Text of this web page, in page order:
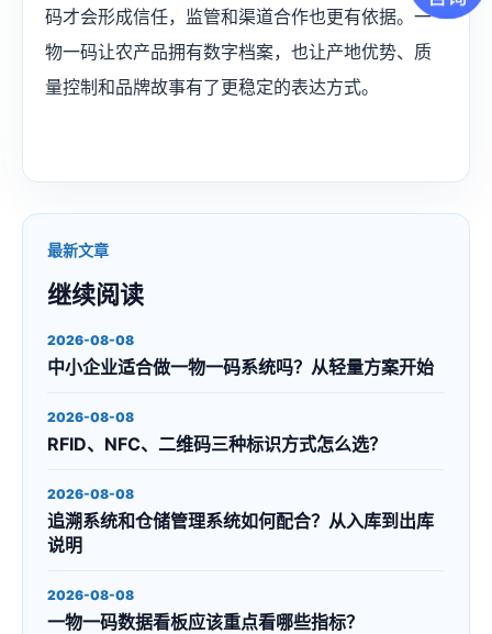
码才会形成信任，监管和渠道合作也更有依据。一
物一码让农产品拥有数字档案，也让产地优势、质
量控制和品牌故事有了更稳定的表达方式。
最新文章
继续阅读
2026-08-08
中小企业适合做一物一码系统吗？从轻量方案开始
2026-08-08
RFID、NFC、二维码三种标识方式怎么选？
2026-08-08
追溯系统和仓储管理系统如何配合？从入库到出库
说明
2026-08-08
一物一码数据看板应该重点看哪些指标？